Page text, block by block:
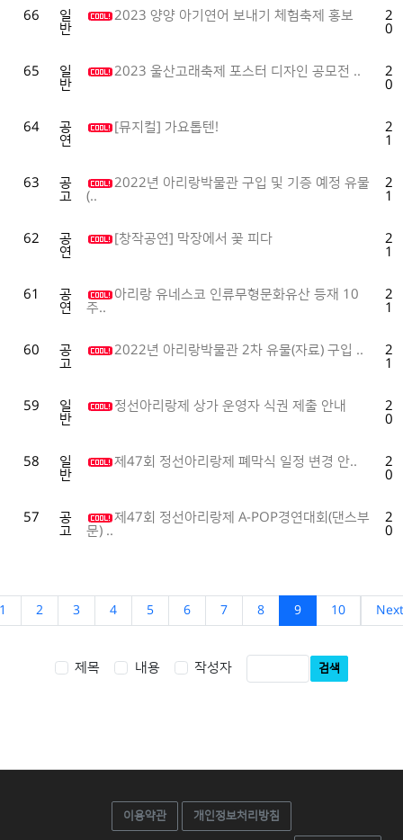
66
일
반
2023 양양 아기연어 보내기 체험축제 홍보
65
일
반
2023 울산고래축제 포스터 디자인 공모전 ..
64
공
연
[뮤지컬] 가요톱텐!
63
공
고
2022년 아리랑박물관 구입 및 기증 예정 유물
(..
62
공
연
[창작공연] 막장에서 꽃 피다
61
공
연
아리랑 유네스코 인류무형문화유산 등재 10
주..
60
공
고
2022년 아리랑박물관 2차 유물(자료) 구입 ..
59
일
반
정선아리랑제 상가 운영자 식권 제출 안내
58
일
반
제47회 정선아리랑제 폐막식 일정 변경 안..
57
공
고
제47회 정선아리랑제 A-POP경연대회(댄스부
문) ..
1 2 3 4 5 6 7 8 9 10 Next
제목 내용 작성자 검색
이용약관 개인정보처리방침